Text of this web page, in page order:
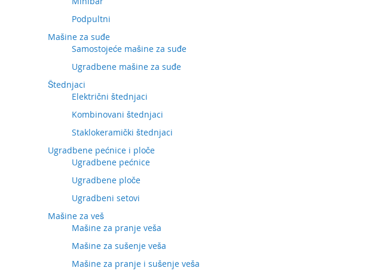
Podpultni
Mašine za suđe
Samostojeće mašine za suđe
Ugradbene mašine za suđe
Štednjaci
Električni štednjaci
Kombinovani štednjaci
Staklokeramički štednjaci
Ugradbene pećnice i ploče
Ugradbene pećnice
Ugradbene ploče
Ugradbeni setovi
Mašine za veš
Mašine za pranje veša
Mašine za sušenje veša
Mašine za pranje i sušenje veša